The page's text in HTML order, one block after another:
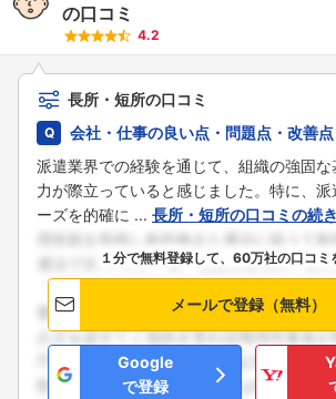
の口コミ
4.2
長所・短所の口コミ
会社・仕事の良い点・問題点・改善点
派遣業界での経験を通じて、組織の強固
力が際立っていると感じました。特に、
ーズを的確に ... 長所・短所の口コミの続
１分で無料登録して、60万社の口コミ
メールで登録（無料）
Google
で登録